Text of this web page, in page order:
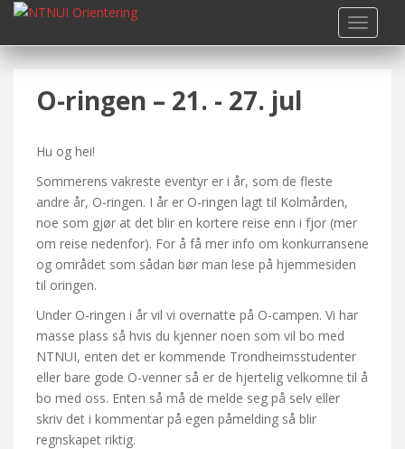
i
O-ringen – 21. - 27. jul
Hu og hei!
Sommerens vakreste eventyr er i år, som de fleste
andre år, O-ringen. I år er O-ringen lagt til Kolmården,
noe som gjør at det blir en kortere reise enn i fjor (mer
om reise nedenfor). For å få mer info om konkurransene
og området som sådan bør man lese på hjemmesiden
til oringen.
Under O-ringen i år vil vi overnatte på O-campen. Vi har
masse plass så hvis du kjenner noen som vil bo med
NTNUI, enten det er kommende Trondheimsstudenter
eller bare gode O-venner så er de hjertelig velkomne til å
bo med oss. Enten så må de melde seg på selv eller
skriv det i kommentar på egen påmelding så blir
regnskapet riktig.